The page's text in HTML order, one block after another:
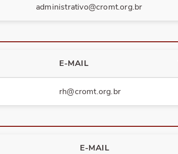
administrativo@cromt.org.br
E-MAIL
rh@cromt.org.br
E-MAIL